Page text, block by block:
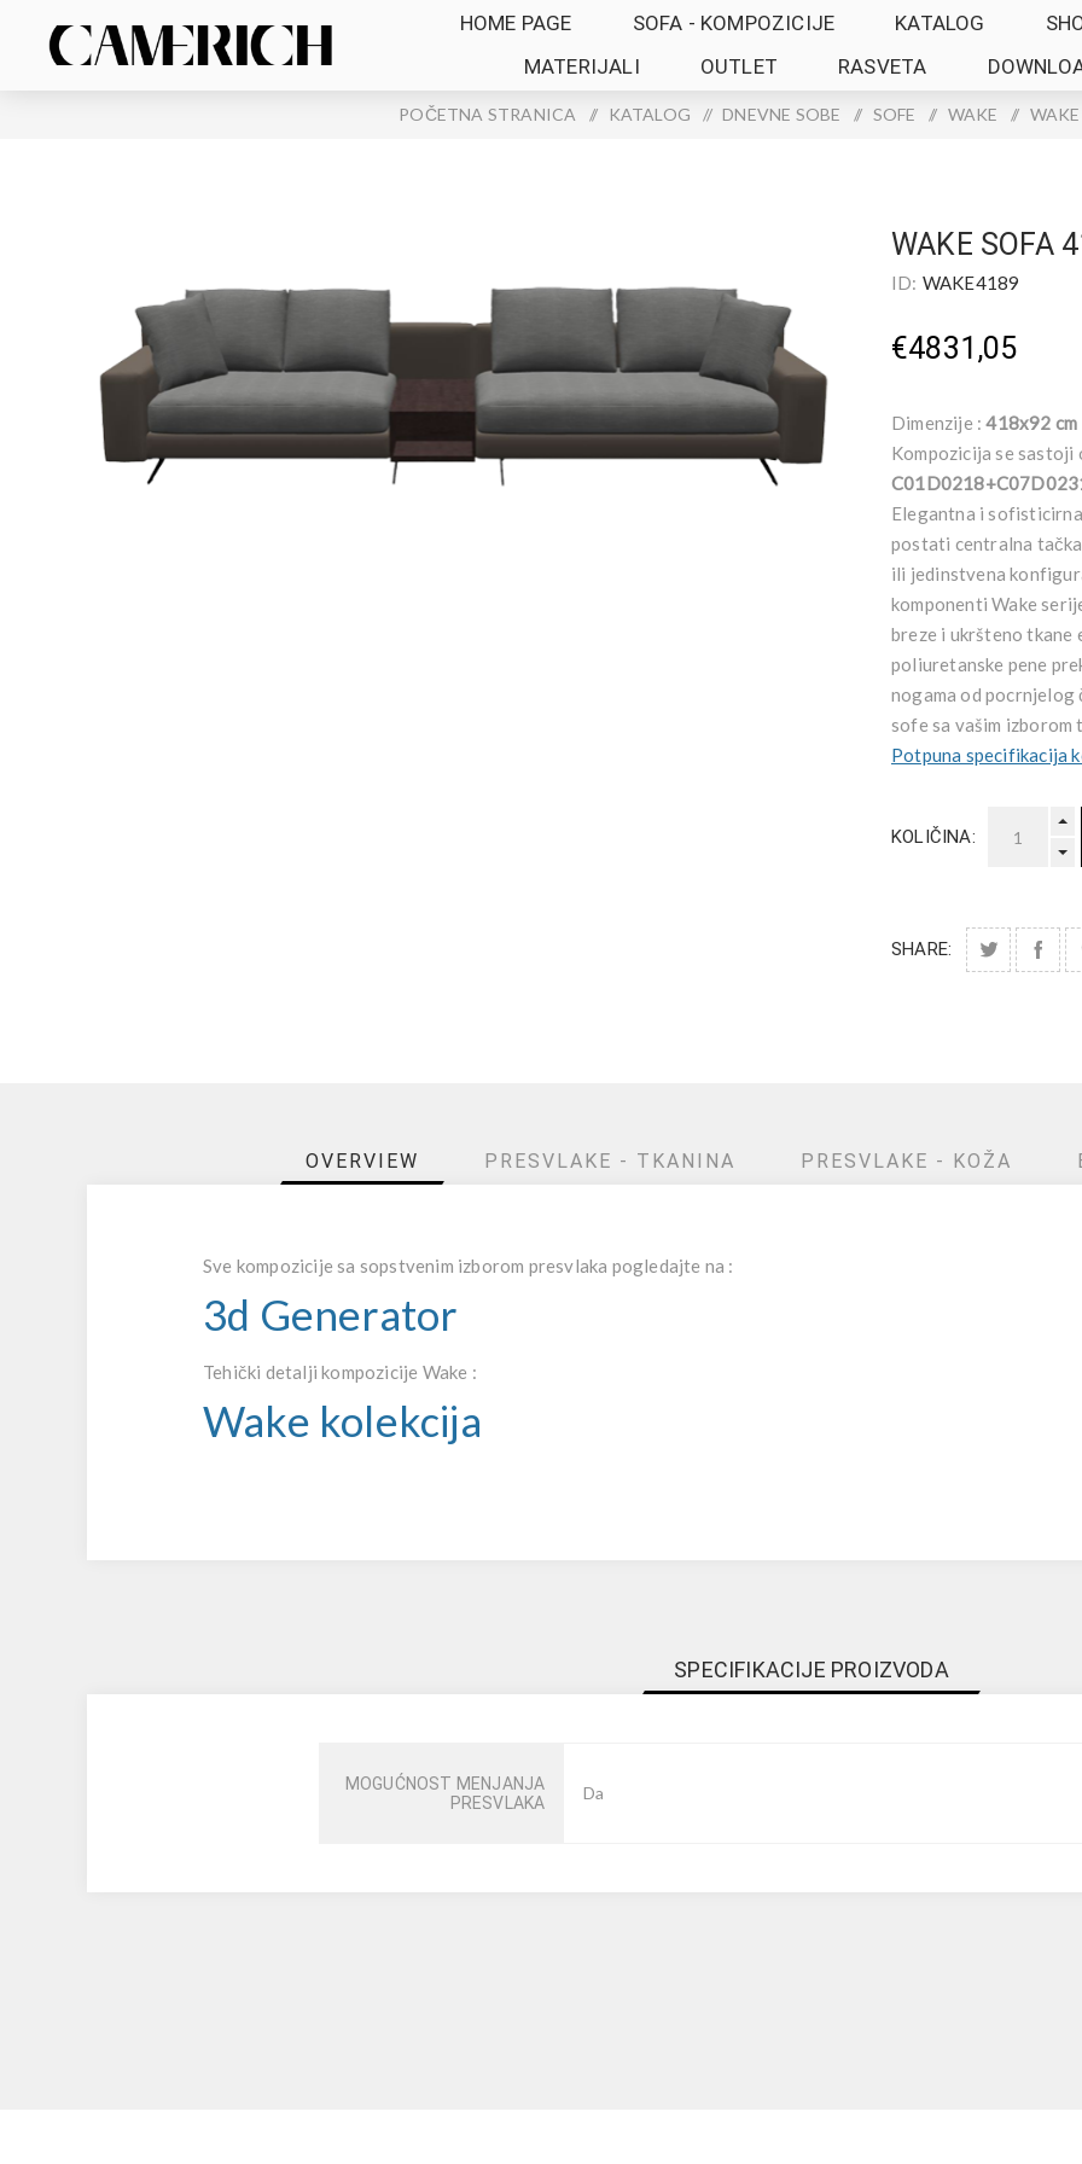
HOME PAGE SOFA - KOMPOZICIJE KATALOG
MATERIJALI
OUTLET RASVETA
POČETNA STRANICA / KATALOG / DNEVNE SOBE / SOFE / WAKE /
WAKE SOFA
ID: WAKE4189
€4831,05
Dimenzije :418x92 cm
Kompozicija se sastoji
Elegantna i sofisticirna
postati centralna
ili jedinstvena
komponenti Wake
breze i ukršteno tkane
poliuretanske pene
nogama od
sofe sa vašim izborom
Potpuna specifikacija
KOLIČINA:
SHARE:
OVERVIEW PRESVLAKE - TKANINA PRESVLAKE - KOŽA
Sve kompozicije sa sopstvenim izborom presvlaka pogledajte na :
3d Generator
Tehički detalji kompozicije Wake :
Wake kolekcija
SPECIFIKACIJE PROIZVODA
MOGUĆNOST MENJANJA
PRESVLAKA
Da